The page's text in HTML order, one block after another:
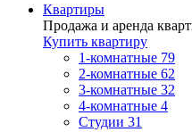
Квартиры
Продажа и аренда
Купить квартиру
1-комнатные 79
2-комнатные 62
3-комнатные 32
4-комнатные 4
Студии 31